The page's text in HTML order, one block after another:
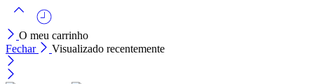
O meu carrinho
Fechar
Visualizado recentemente